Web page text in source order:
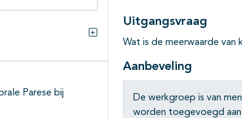
Zoeken binnen deze richtlijn
Alles openklappen
Parese bij
Uitgangsvraag
Wat is de meerwaarde
Aanbeveling
De werkgroep is van
worden toegevoegd